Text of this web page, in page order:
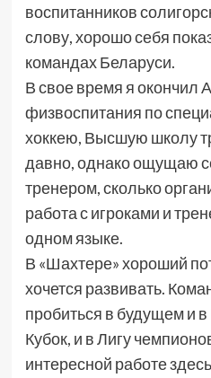
воспитанников
слову, хорошо себя
командах Беларуси.
В свое время я окончил
физвоспитания по
хоккею, Высшую школу
давно, однако ощущаю
тренером, сколько
работа с игроками и
одном языке.
В «Шахтере» хороший
хочется развивать.
пробиться в будущем и
Кубок, и в Лигу
интересной работе